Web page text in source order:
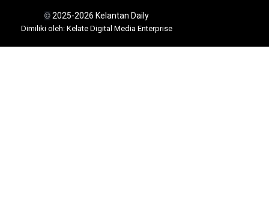
© 2025-2026 Kelantan Daily
Dimiliki oleh: Kelate Digital Media Enterprise